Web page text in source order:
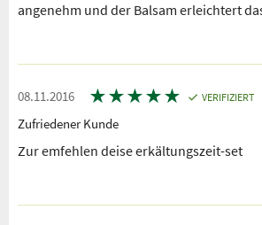
angenehm und der Balsam erleichtert
08.11.2016 ★★★★★ VERIFIZIERT
Zufriedener Kunde
Zur emfehlen deise erkältungszeit-set